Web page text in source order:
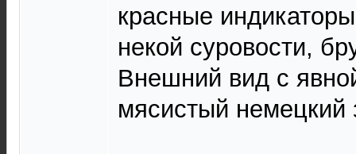
красные
некой суровости,
Внешний вид с
мясистый немецкий